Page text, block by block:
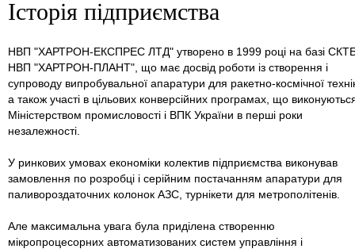
Історія підприємства
НВП "ХАРТРОН-ЕКСПРЕС ЛТД" утворено в 1999 році на базі
НВП "ХАРТРОН-ПЛАНТ", що має досвід роботи із створення і
супроводу випробувальної апаратури для ракетно-космічної
а також участі в цільових конверсійних програмах, що
Міністерством промисловості і ВПК України в перші роки
незалежності.
У ринкових умовах економіки колектив підприємства виконував
замовлення по розробці і серійним постачанням апаратури для
паливороздаточних колонок АЗС, турнікети для метрополітенів.
Але максимальна увага була приділена створенню
мікропроцесорних автоматизованих систем управління і